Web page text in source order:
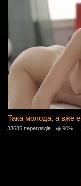
Така молода, а вже
33685 переглядів 90%